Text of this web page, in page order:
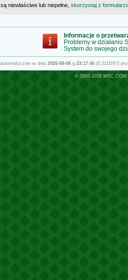
niewłaściwe lub niepełne, skorzystaj z
Informacje o
Problemy w działaniu
System do swojego
w dniu 2026-08-06g.23:17:46(0.3115/67)
© 2003-2026